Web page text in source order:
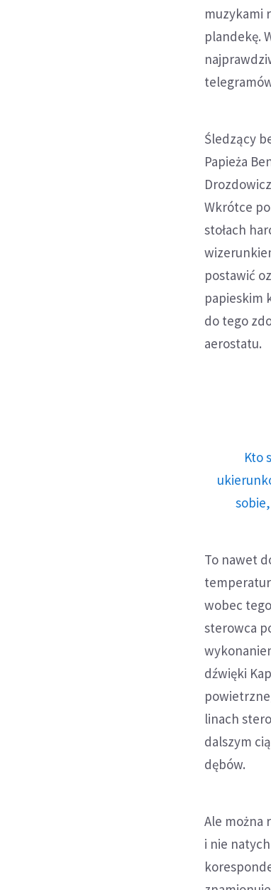
muzykami
plandekę.
Śledzący
Papieża
Wkrótce
stołach
postawić
papieskim
do tego
aerostatu.
Kto
To nawet
wobec
sterowca
dźwięki
linach
dalszym
dębów.
Ale można
i nie